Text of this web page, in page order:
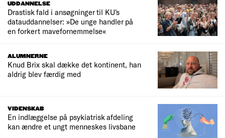
UDDANNELSE
Drastisk fald i ansøgninger til KU's
datauddannelser: »De unge handler på
en forkert mavefornemmelse«
ALUMNERNE
Knud Brix skal dække det kontinent, han
aldrig blev færdig med
VIDENSKAB
En indlæggelse på psykiatrisk afdeling
kan ændre et ungt menneskes livsbane